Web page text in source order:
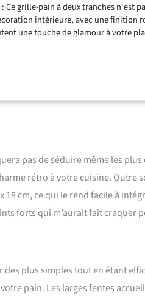
: Ce grille-pain à deux tranches
intérieure, avec une finition
une touche de glamour à votre
en acier inoxydable peut répondre
le rend facile à nettoyer - plus
COMME VOUS LE SOUHAITEZ :
ou de dorure de votre
la puissance nécessaire pour
pressé de décongeler ? Besoin de
grâce à ses fonctions
dans votre maison.
pas de séduire même les
rétro à votre cuisine. Outre
18 cm, ce qui le rend facile à
forts qui m’aurait fait craquer
plus simples tout en étant
pain. Les larges fentes